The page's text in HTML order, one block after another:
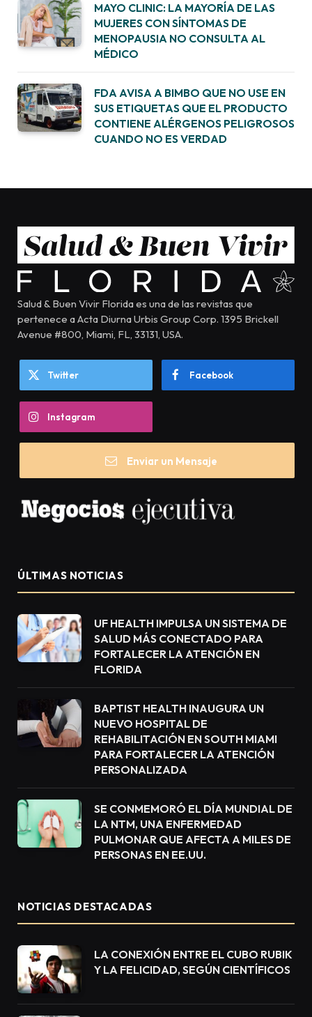
MAYO CLINIC: LA MAYORÍA DE LAS
MUJERES CON SÍNTOMAS DE
MENOPAUSIA NO CONSULTA AL
MÉDICO
FDA AVISA A BIMBO QUE NO USE EN
SUS ETIQUETAS QUE EL PRODUCTO
CONTIENE ALÉRGENOS PELIGROSOS
CUANDO NO ES VERDAD
Salud & Buen Vivir Florida es una de las revistas que
pertenece a Acta Diurna Urbis Group Corp. 1395 Brickell
Avenue #800, Miami, FL, 33131, USA.
Twitter Facebook
Instagram
Enviar un Mensaje
ÚLTIMAS NOTICIAS
UF HEALTH IMPULSA UN SISTEMA DE
SALUD MÁS CONECTADO PARA
FORTALECER LA ATENCIÓN EN
FLORIDA
BAPTIST HEALTH INAUGURA UN
NUEVO HOSPITAL DE
REHABILITACIÓN EN SOUTH MIAMI
PARA FORTALECER LA ATENCIÓN
PERSONALIZADA
SE CONMEMORÓ EL DÍA MUNDIAL DE
LA NTM, UNA ENFERMEDAD
PULMONAR QUE AFECTA A MILES DE
PERSONAS EN EE.UU.
NOTICIAS DESTACADAS
LA CONEXIÓN ENTRE EL CUBO RUBIK
Y LA FELICIDAD, SEGÚN CIENTÍFICOS